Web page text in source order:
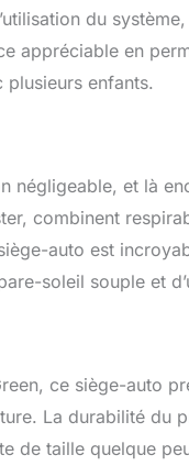
du
appréciable en
enfants.
négligeable, et là
combinent
auto est
soleil souple et
ce siège-auto
La durabilité du
de taille quelque